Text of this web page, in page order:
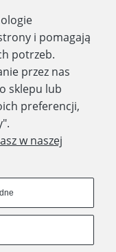
Zapisz się
PROMIC
i pomagają
potrzeb.
przez nas
sklepu lub
preferencji,
w naszej